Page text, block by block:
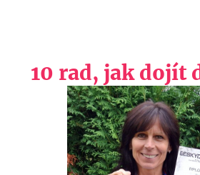
10 rad, jak dojít